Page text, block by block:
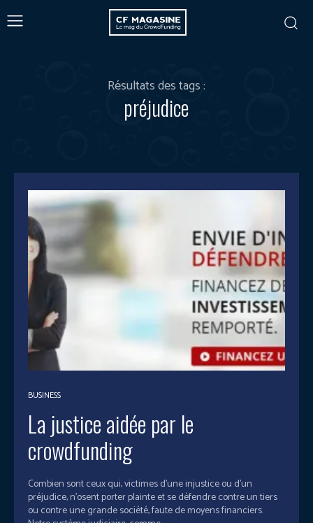
Résultats des tags :
préjudice
BUSINESS
La justice aidée par le
crowdfunding
Combien sont ceux qui, victimes d’une injustice ou d’un
préjudice, n’osent porter plainte et se défendre contre un tiers
ou contre une grande société, faute de moyens financiers.